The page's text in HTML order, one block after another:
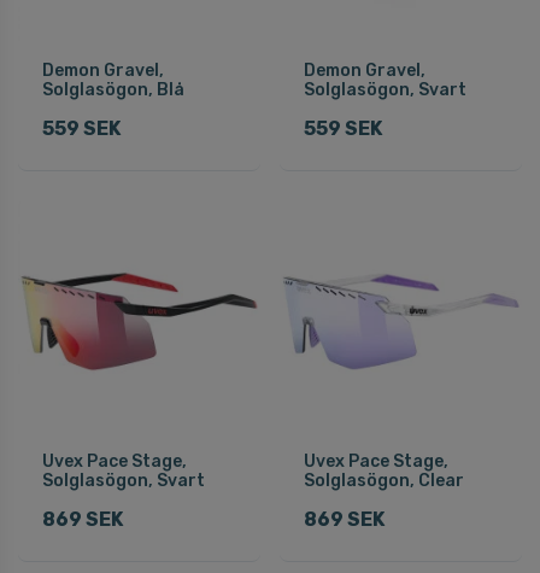
Demon Gravel,
Solglasögon, Blå
559 SEK
Demon Gravel,
Solglasögon, Svart
559 SEK
Uvex Pace Stage,
Solglasögon, Svart
869 SEK
Uvex Pace Stage,
Solglasögon, Clear
869 SEK